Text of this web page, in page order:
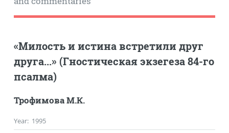
«Милость и истина встретили друг
друга...» (Гностическая экзегеза 84-го
псалма)
Трофимова М.К.
Year: 1995